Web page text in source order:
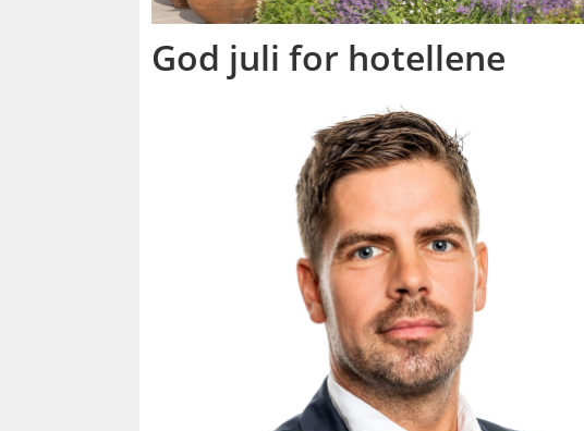
God juli for hotellene